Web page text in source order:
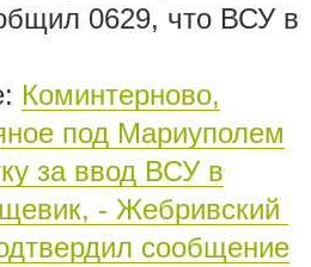
0629, что ВСУ в
Коминтерново,
под Мариуполем
за ввод ВСУ в
- Жебривский
сообщение